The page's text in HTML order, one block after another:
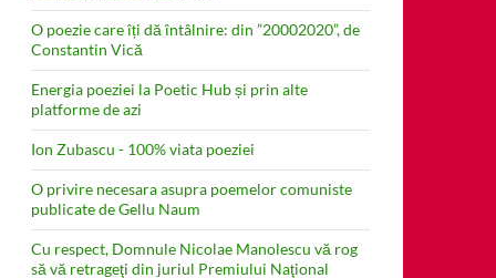
O poezie care îți dă întâlnire: din ”20002020”, de
Constantin Vică
Energia poeziei la Poetic Hub și prin alte
platforme de azi
Ion Zubascu - 100% viata poeziei
O privire necesara asupra poemelor comuniste
publicate de Gellu Naum
Cu respect, Domnule Nicolae Manolescu vă rog
să vă retrageţi din juriul Premiului Naţional